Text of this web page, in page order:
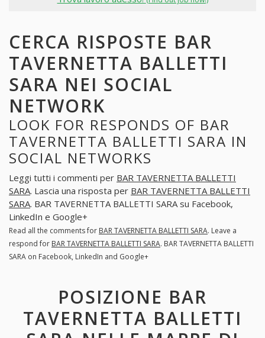
CERCA RISPOSTE BAR
TAVERNETTA BALLETTI
SARA NEI SOCIAL
NETWORK
LOOK FOR RESPONDS OF BAR
TAVERNETTA BALLETTI SARA IN
SOCIAL NETWORKS
Leggi tutti i commenti per BAR TAVERNETTA BALLETTI
SARA. Lascia una risposta per BAR TAVERNETTA BALLETTI
SARA. BAR TAVERNETTA BALLETTI SARA su Facebook,
LinkedIn e Google+
Read all the comments for BAR TAVERNETTA BALLETTI SARA. Leave a
respond for BAR TAVERNETTA BALLETTI SARA. BAR TAVERNETTA BALLETTI
SARA on Facebook, LinkedIn and Google+
POSIZIONE BAR
TAVERNETTA BALLETTI